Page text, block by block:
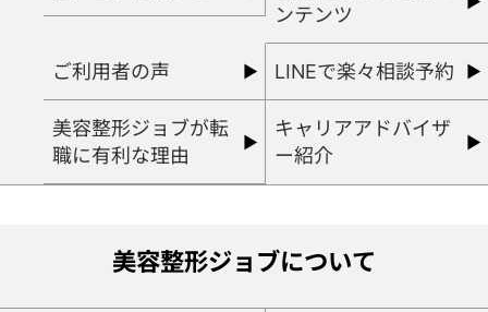
ンテンツ
ご利用者の声 LINEで楽々相談予約
美容整形ジョブが転
職に有利な理由
キャリアアドバイザ
ー紹介
美容整形ジョブについて